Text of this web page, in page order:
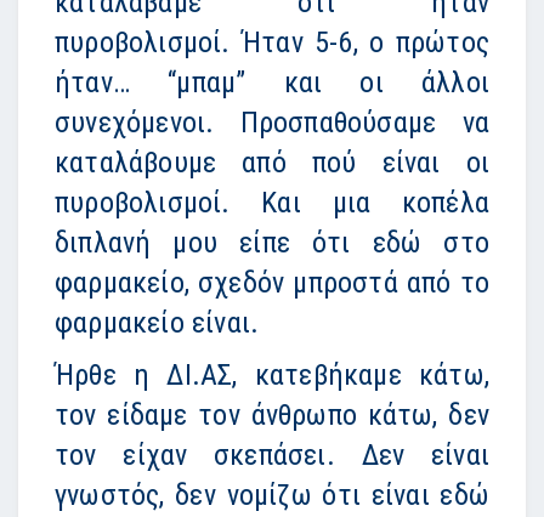
πυροβολισμοί. Ήταν 5-6, ο πρώτος
ήταν… “μπαμ” και οι άλλοι
συνεχόμενοι. Προσπαθούσαμε να
καταλάβουμε από πού είναι οι
πυροβολισμοί. Και μια κοπέλα
διπλανή μου είπε ότι εδώ στο
φαρμακείο, σχεδόν μπροστά από το
φαρμακείο είναι.
Ήρθε η ΔΙ.ΑΣ, κατεβήκαμε κάτω,
τον είδαμε τον άνθρωπο κάτω, δεν
τον είχαν σκεπάσει. Δεν είναι
γνωστός, δεν νομίζω ότι είναι εδώ